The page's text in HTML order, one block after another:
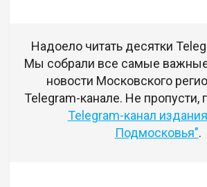
Надоело читать десятки
Мы собрали все самые
новости Московского
Telegram-канале. Не пропусти,
Telegram-канал
Подмосковья".